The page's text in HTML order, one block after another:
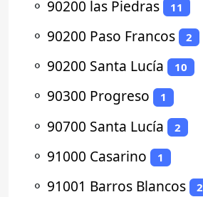
⚬ 90200 las Piedras 11
⚬ 90200 Paso Francos 2
⚬ 90200 Santa Lucía 10
⚬ 90300 Progreso 1
⚬ 90700 Santa Lucía 2
⚬ 91000 Casarino 1
⚬ 91001 Barros Blancos 2